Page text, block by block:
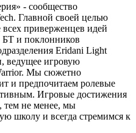
- сообщество
Главной своей целью
приверженцев идей
БТ и поклонников
Eridani Light
ведущее игровую
Мы сюжетно
и предпочитаем ролевые
Игровые достижения
тем не менее, мы
школу и всегда стремимся к